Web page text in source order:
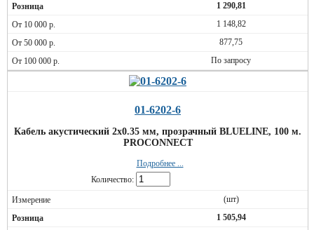
1 290,81
1 148,82
877,75
По запросу
01-6202-6
Кабель акустический 2х0.35 мм, прозрачный BLUELINE, 100 м.
PROCONNECT
Подробнее ...
Количество:
(шт)
1 505,94